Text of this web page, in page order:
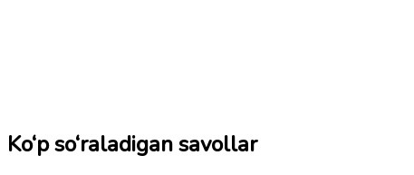
Ko‘p so‘raladigan savollar